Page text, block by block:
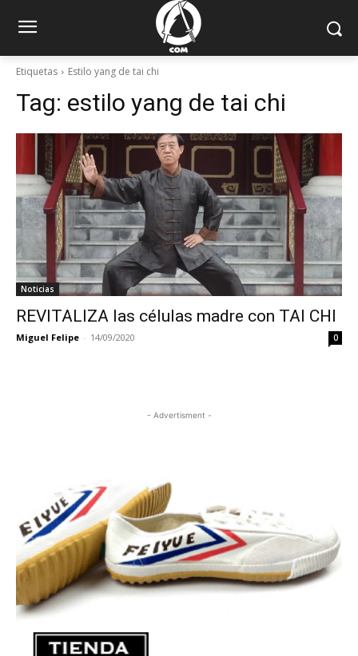
Etiquetas Estilo yang de tai chi
Tag: estilo yang de tai chi
Noticias
REVITALIZA las células madre con TAI CHI
Miguel Felipe - 14/09/2020 0
- Advertisment -